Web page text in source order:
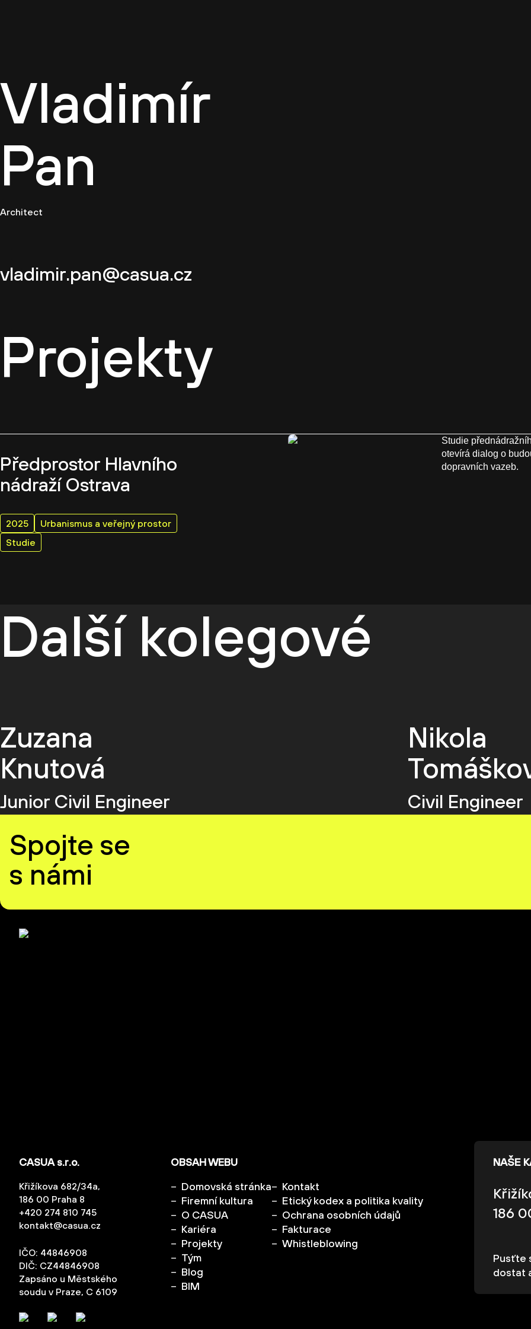
Vladimír
Pan
Architect
vladimir.pan@casua.cz
Projekty
Předprostor Hlavního
nádraží Ostrava
2025
Urbanismus a veřejný prostor
Studie
Studie
otevírá dialog o
dopravních vazeb.
Další kolegové
Zuzana
Knutová
Junior Civil Engineer
Nikola
Civil Engineer
Spojte se
s námi
CASUA s.r.o.
Křižíkova 682/34a,
186 00 Praha 8
+420 274 810 745
kontakt@casua.cz
IČO: 44846908
DIČ: CZ44846908
Zapsáno u Městského
soudu v Praze, C 6109
OBSAH WEBU
Domovská stránka
Firemní kultura
O CASUA
Kariéra
Projekty
Tým
Blog
BIM
Kontakt
Etický kodex a politika kvality
Ochrana osobních údajů
Fakturace
Whistleblowing
NAŠE
186
Pusťte
dostat